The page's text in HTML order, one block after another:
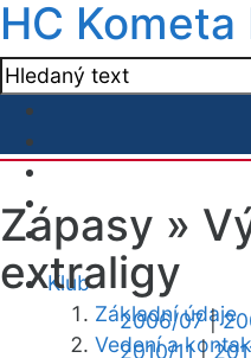
HC Kometa
Klub
Základní údaje
Vedení a
Zápasy »
extraligy
2006/07|
2010/11|